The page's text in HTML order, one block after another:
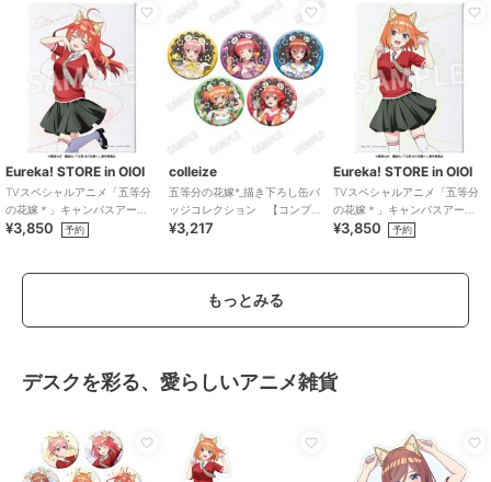
Eureka! STORE in OIOI
TVスペシャルアニメ「五等分
の花嫁＊」キャンバスアー
ト 五月
¥3,850 予約
colleize
五等分の花嫁*_描き下ろし缶バ
ッジコレクション 【コンプ
リートBOX／5個入り】
¥3,217
Eureka! STORE in OIOI
TVスペシャルアニメ「五等分
の花嫁＊」キャンバスアー
ト 四葉
¥3,850 予約
もっとみる
デスクを彩る、愛らしいアニメ雑貨